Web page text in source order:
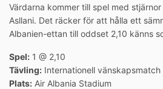
Värdarna kommer till spel med
Asllani. Det räcker för att hålla ett
Albanien-ettan till oddset 2,10 känns
Spel: 1 @ 2,10
Tävling: Internationell vänskapsmatch
Plats: Air Albania Stadium